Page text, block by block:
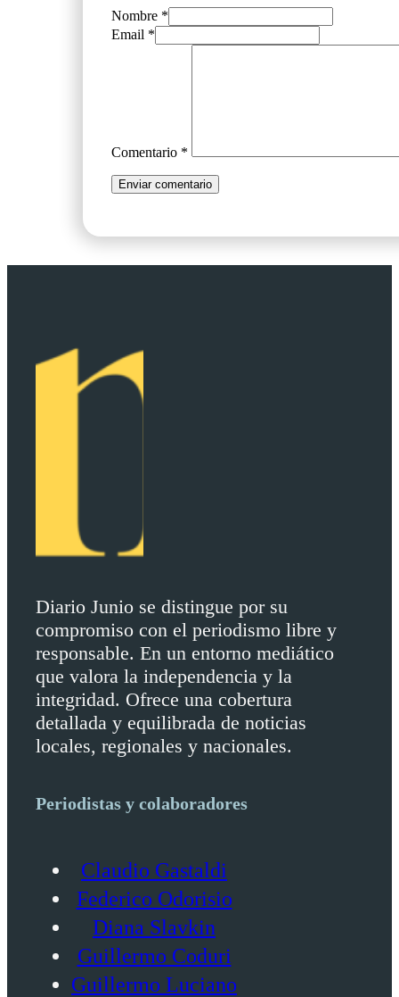
Nombre *
Email *
Comentario *
Diario Junio se distingue por su
compromiso con el periodismo libre y
responsable. En un entorno mediático
que valora la independencia y la
integridad. Ofrece una cobertura
detallada y equilibrada de noticias
locales, regionales y nacionales.
Periodistas y colaboradores
Claudio Gastaldi
Federico Odorisio
Diana Slavkin
Guillermo Coduri
Guillermo Luciano